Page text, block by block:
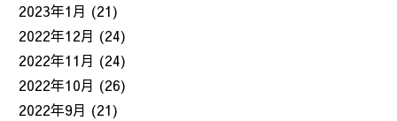
2023年1月 (21)
2022年12月 (24)
2022年11月 (24)
2022年10月 (26)
2022年9月 (21)